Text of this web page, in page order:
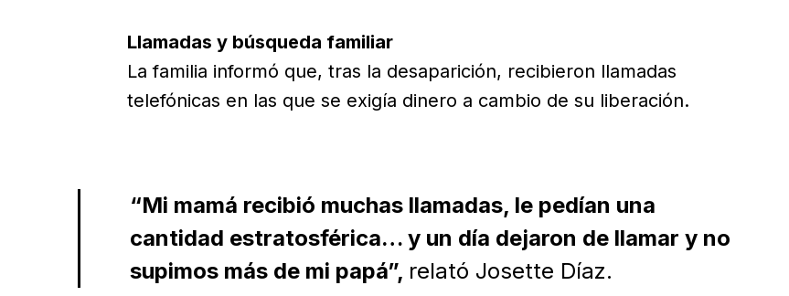
Llamadas y búsqueda familiar
La familia informó que, tras la desaparición, recibieron llamadas
telefónicas en las que se exigía dinero a cambio de su liberación.
“Mi mamá recibió muchas llamadas, le pedían una
cantidad estratosférica… y un día dejaron de llamar y no
supimos más de mi papá”, relató Josette Díaz.